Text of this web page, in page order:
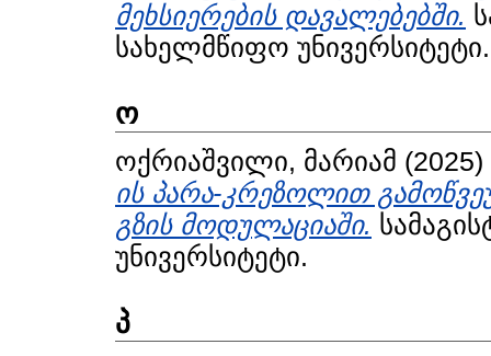
მეხსიერების დავალებებში.
სახელმწიფო უნივერსიტეტი.
ო
ოქრიაშვილი, მარიამ (2025)
ის პარა-კრეზოლით
გზის მოდულაციაში.
უნივერსიტეტი.
პ